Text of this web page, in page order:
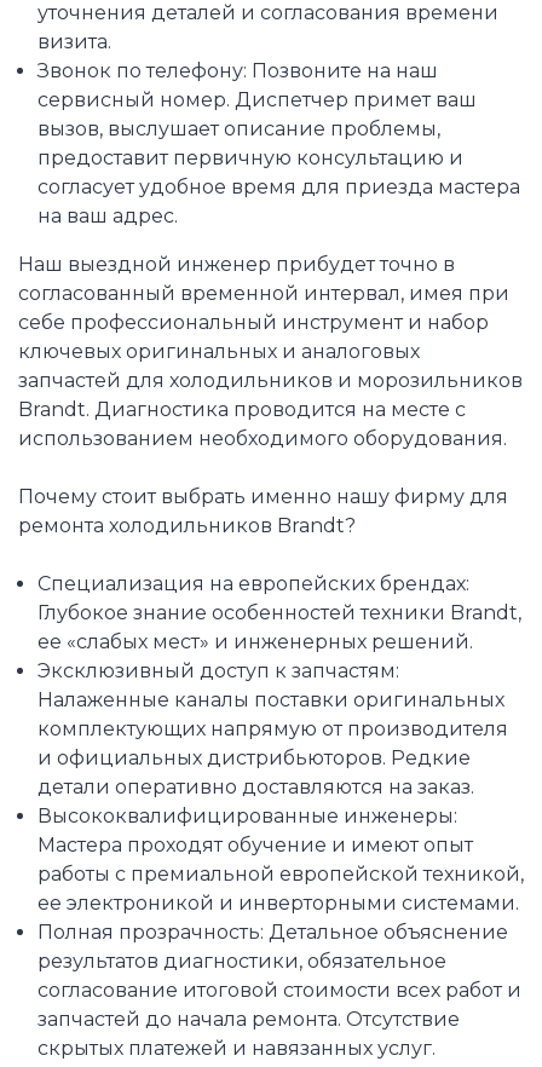
уточнения деталей и согласования времени
визита.
Звонок по телефону: Позвоните на наш
сервисный номер. Диспетчер примет ваш
вызов, выслушает описание проблемы,
предоставит первичную консультацию и
согласует удобное время для приезда мастера
на ваш адрес.
Наш выездной инженер прибудет точно в
согласованный временной интервал, имея при
себе профессиональный инструмент и набор
ключевых оригинальных и аналоговых
запчастей для холодильников и морозильников
Brandt. Диагностика проводится на месте с
использованием необходимого оборудования.
Почему стоит выбрать именно нашу фирму для
ремонта холодильников Brandt?
Специализация на европейских брендах:
Глубокое знание особенностей техники Brandt,
ее «слабых мест» и инженерных решений.
Эксклюзивный доступ к запчастям:
Налаженные каналы поставки оригинальных
комплектующих напрямую от производителя
и официальных дистрибьюторов. Редкие
детали оперативно доставляются на заказ.
Высококвалифицированные инженеры:
Мастера проходят обучение и имеют опыт
работы с премиальной европейской техникой,
ее электроникой и инверторными системами.
Полная прозрачность: Детальное объяснение
результатов диагностики, обязательное
согласование итоговой стоимости всех работ и
запчастей до начала ремонта. Отсутствие
скрытых платежей и навязанных услуг.